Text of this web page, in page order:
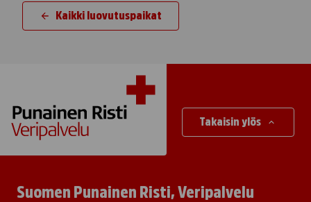
Kaikki luovutuspaikat
Takaisin ylös
Suomen Punainen Risti, Veripalvelu